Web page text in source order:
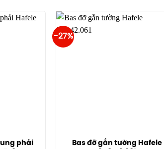
phải
-27%
Bas đỡ gắn tường Hafele